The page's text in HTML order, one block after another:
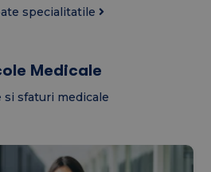
specialitatile
Medicale
si sfaturi medicale